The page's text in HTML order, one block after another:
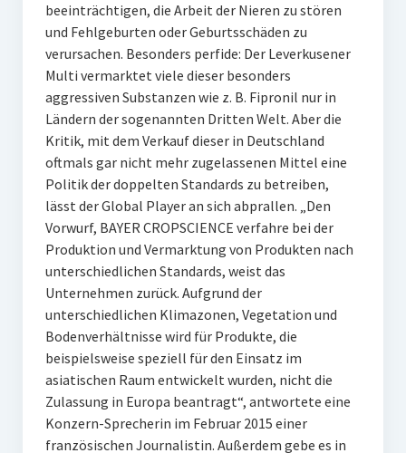
beeinträchtigen, die Arbeit der Nieren zu stören
und Fehlgeburten oder Geburtsschäden zu
verursachen. Besonders perfide: Der Leverkusener
Multi vermarktet viele dieser besonders
aggressiven Substanzen wie z. B. Fipronil nur in
Ländern der sogenannten Dritten Welt. Aber die
Kritik, mit dem Verkauf dieser in Deutschland
oftmals gar nicht mehr zugelassenen Mittel eine
Politik der doppelten Standards zu betreiben,
lässt der Global Player an sich abprallen. „Den
Vorwurf, BAYER CROPSCIENCE verfahre bei der
Produktion und Vermarktung von Produkten nach
unterschiedlichen Standards, weist das
Unternehmen zurück. Aufgrund der
unterschiedlichen Klimazonen, Vegetation und
Bodenverhältnisse wird für Produkte, die
beispielsweise speziell für den Einsatz im
asiatischen Raum entwickelt wurden, nicht die
Zulassung in Europa beantragt“, antwortete eine
Konzern-Sprecherin im Februar 2015 einer
französischen Journalistin. Außerdem gebe es in